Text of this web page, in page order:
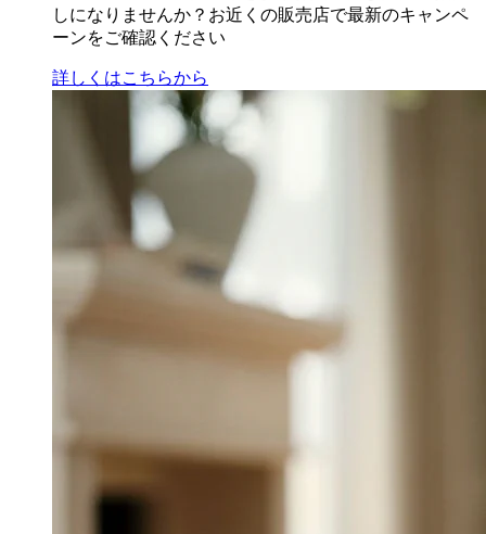
しになりませんか？お近くの販売店で最新のキャンペ
ーンをご確認ください
詳しくはこちらから